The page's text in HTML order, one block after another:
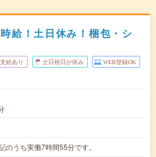
給！土日休み！梱包・シ
給あり 土日祝日が休み WEB登録OK
のうち実働7時間55分です。